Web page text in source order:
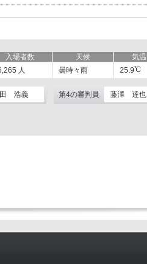
入場者数 天候 気温
人 曇時々雨 25.9
浩義 第4の審判員 藤澤 達也